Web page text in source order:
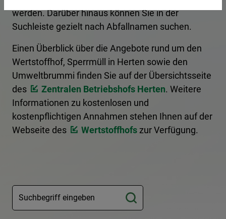
werden. Darüber hinaus können Sie in der
Suchleiste gezielt nach Abfallnamen suchen.
Einen Überblick über die Angebote rund um den
Wertstoffhof, Sperrmüll in Herten sowie den
Umweltbrummi finden Sie auf der Übersichtsseite
des
Zentralen Betriebshofs Herten. Weitere
Informationen zu kostenlosen und
kostenpflichtigen Annahmen stehen Ihnen auf der
Webseite des
Wertstoffhofs zur Verfügung.